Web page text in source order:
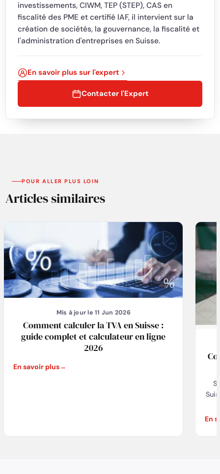
investissements, CIWM, TEP (STEP), CAS en
fiscalité des PME et certifié IAF, il intervient sur la
création de sociétés, la gouvernance, la fiscalité et
l'administration d'entreprises en Suisse.
En savoir plus sur l'expert
Contacter l'Expert
POUR ALLER PLUS LOIN
Articles similaires
Mis à jour le 11 Jun 2026
Comment calculer la TVA en Suisse :
guide complet et calculateur en ligne
2026
En savoir plus
En